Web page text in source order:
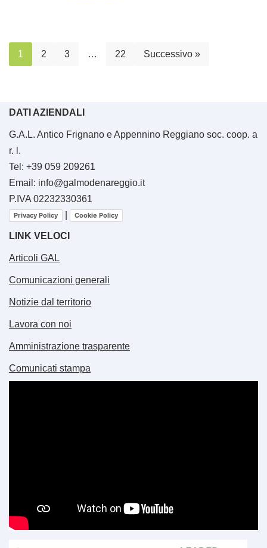
1 2 3 … 22 Successivo »
DATI AZIENDALI
G.A.L. Antico Frignano e Appennino Reggiano soc. coop. a
r. l.
Tel: +39 059 209261
Email: info@galmodenareggio.it
P.IVA 02232330361
Privacy Policy Cookie Policy
LINK VELOCI
Articoli GAL
Comunicazioni generali
Notizie dal territorio
Lavora con noi
Amministrazione trasparente
Comunicati stampa